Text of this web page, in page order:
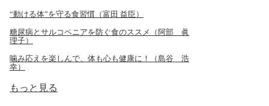
“動ける体”を守る食習慣（富田 益臣）
糖尿病とサルコペニアを防ぐ食のススメ（阿部 眞
理子）
噛み応えを楽しんで、体も心も健康に！（島谷 浩
幸）
もっと見る